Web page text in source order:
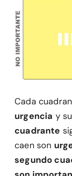
Cada
urgencia y su
cuadrante
caen son
segundo